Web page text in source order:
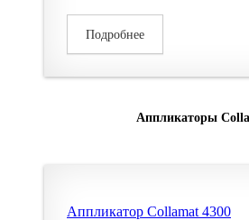
Подробнее
Аппликаторы
Аппликатор Collamat 4300